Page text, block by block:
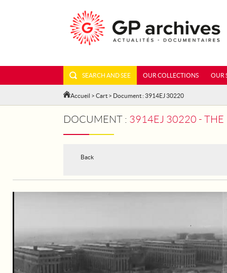
SEARCH AND SEE OUR COLLECTIONS OUR
Accueil > Cart > Document : 3914EJ 30220
DOCUMENT : 3914EJ 30220 - THE
Back